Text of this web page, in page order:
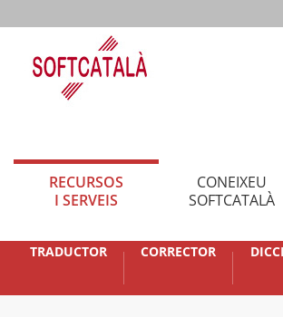
RECURSOS
I SERVEIS
CONEIXEU
SOFTCATALÀ
TRADUCTOR CORRECTOR